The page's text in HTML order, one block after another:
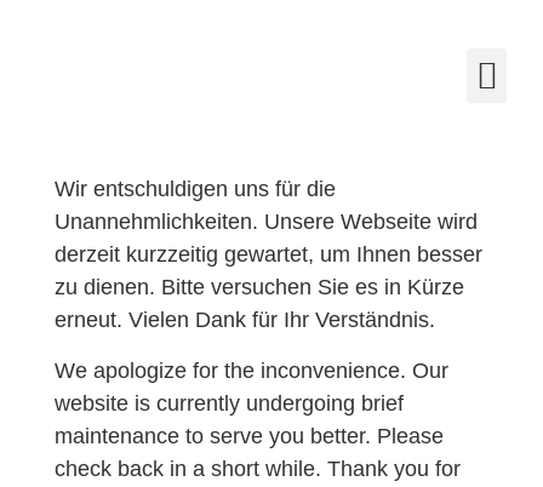
Wir entschuldigen uns für die
Unannehmlichkeiten. Unsere Webseite wird
derzeit kurzzeitig gewartet, um Ihnen besser
zu dienen. Bitte versuchen Sie es in Kürze
erneut. Vielen Dank für Ihr Verständnis.
We apologize for the inconvenience. Our
website is currently undergoing brief
maintenance to serve you better. Please
check back in a short while. Thank you for